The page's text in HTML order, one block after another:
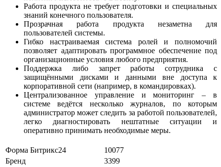
Работа продукта не требует подготовки и специальных
знаний конечного пользователя.
Прозрачная работа продукта незаметна для
пользователей системы.
Гибко настраиваемая система ролей и полномочий
позволяет адаптировать программное обеспечение под
организационные условия любого предприятия.
Поддержка либо запрет работы сотрудника с
защищёнными дисками и данными вне доступа к
корпоративной сети (например, в командировках).
Централизованное управление и мониторинг – в
системе ведётся несколько журналов, по которым
администратор может следить за работой пользователей,
легко диагностировать нештатные ситуации и
оперативно принимать необходимые меры.
Форма Битрикс24
10077
Бренд
3399